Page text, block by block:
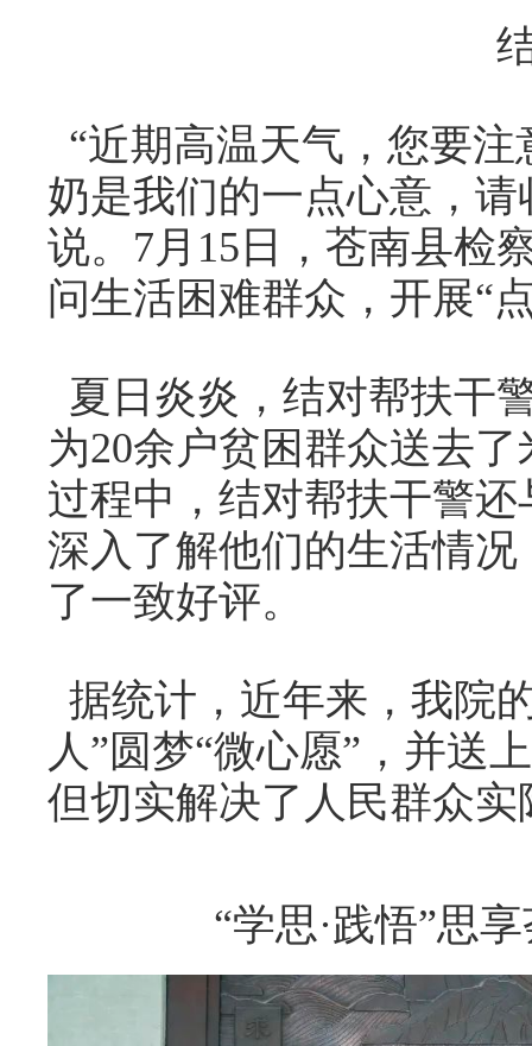
“近期高温天气，您要
奶是我们的一点心意，
说。7月15日，苍南县检
问生活困难群众，开展“
夏日炎炎，结对帮扶干
为20余户贫困群众送去
过程中，结对帮扶干警
深入了解他们的生活情
了一致好评。
据统计，近年来，我院
人”圆梦“微心愿”，并送
但切实解决了人民群众
“学思·践悟”思